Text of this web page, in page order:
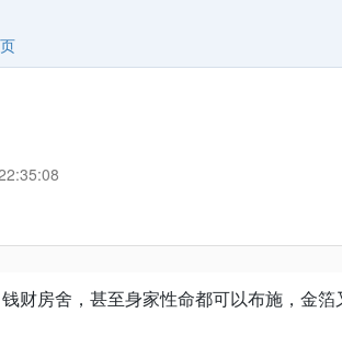
财房舍，甚至身家性命都可以布施，金